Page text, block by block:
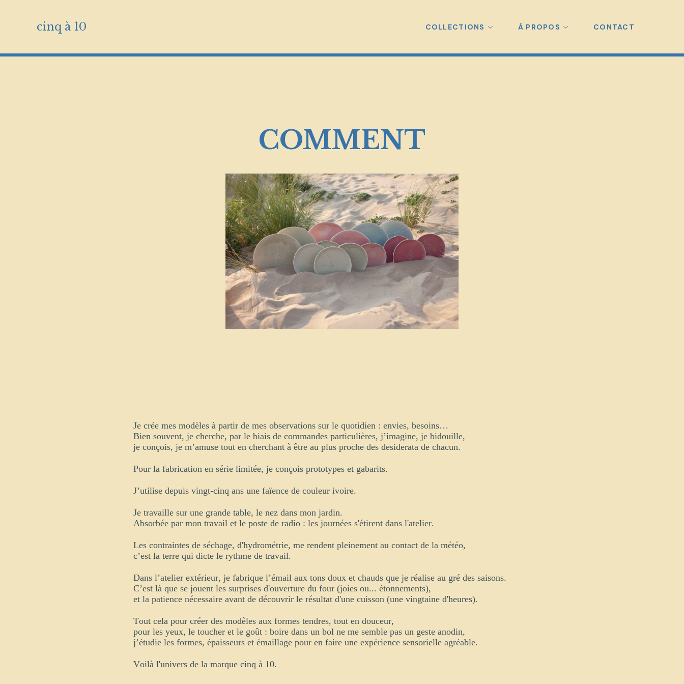
cinq à 10 COLLECTIONS À PROPOS CONTACT
COMMENT
Je crée mes modèles à partir de mes observations sur le quotidien : envies, besoins…
Bien souvent, je cherche, par le biais de commandes particulières, j’imagine, je bidouille,
je conçois, je m’amuse tout en cherchant à être au plus proche des desiderata de chacun.
Pour la fabrication en série limitée, je conçois prototypes et gabarits.
J’utilise depuis vingt-cinq ans une faïence de couleur ivoire.
Je travaille sur une grande table, le nez dans mon jardin.
Absorbée par mon travail et le poste de radio : les journées s'étirent dans l'atelier.
Les contraintes de séchage, d'hydrométrie, me rendent pleinement au contact de la météo,
c’est la terre qui dicte le rythme de travail.
Dans l’atelier extérieur, je fabrique l’émail aux tons doux et chauds que je réalise au gré des saisons.
C’est là que se jouent les surprises d'ouverture du four (joies ou... étonnements),
et la patience nécessaire avant de découvrir le résultat d'une cuisson (une vingtaine d'heures).
Tout cela pour créer des modèles aux formes tendres, tout en douceur,
pour les yeux, le toucher et le goût : boire dans un bol ne me semble pas un geste anodin,
j’étudie les formes, épaisseurs et émaillage pour en faire une expérience sensorielle agréable.
Voilà l'univers de la marque cinq à 10.